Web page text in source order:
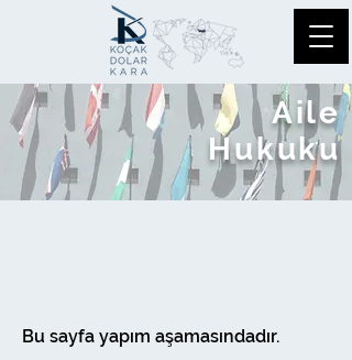
Aile
Hukuku
Bu sayfa yapım aşamasındadır.